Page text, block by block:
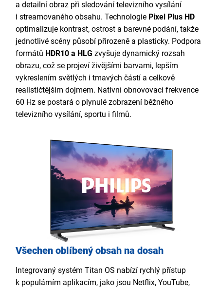
a detailní obraz při sledování televizního vysílání
i streamovaného obsahu. Technologie Pixel Plus HD
optimalizuje kontrast, ostrost a barevné podání, takže
jednotlivé scény působí přirozeně a plasticky. Podpora
formátů HDR10 a HLG zvyšuje dynamický rozsah
obrazu, což se projeví živějšími barvami, lepším
vykreslením světlých i tmavých částí a celkově
realističtějším dojmem. Nativní obnovovací frekvence
60 Hz se postará o plynulé zobrazení běžného
televizního vysílání, sportu i filmů.
Všechen oblíbený obsah na dosah
Integrovaný systém Titan OS nabízí rychlý přístup
k populárním aplikacím, jako jsou Netflix, YouTube,